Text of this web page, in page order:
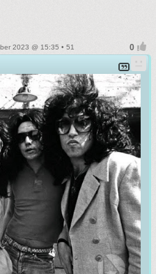
2023 @ 15:35 • 51